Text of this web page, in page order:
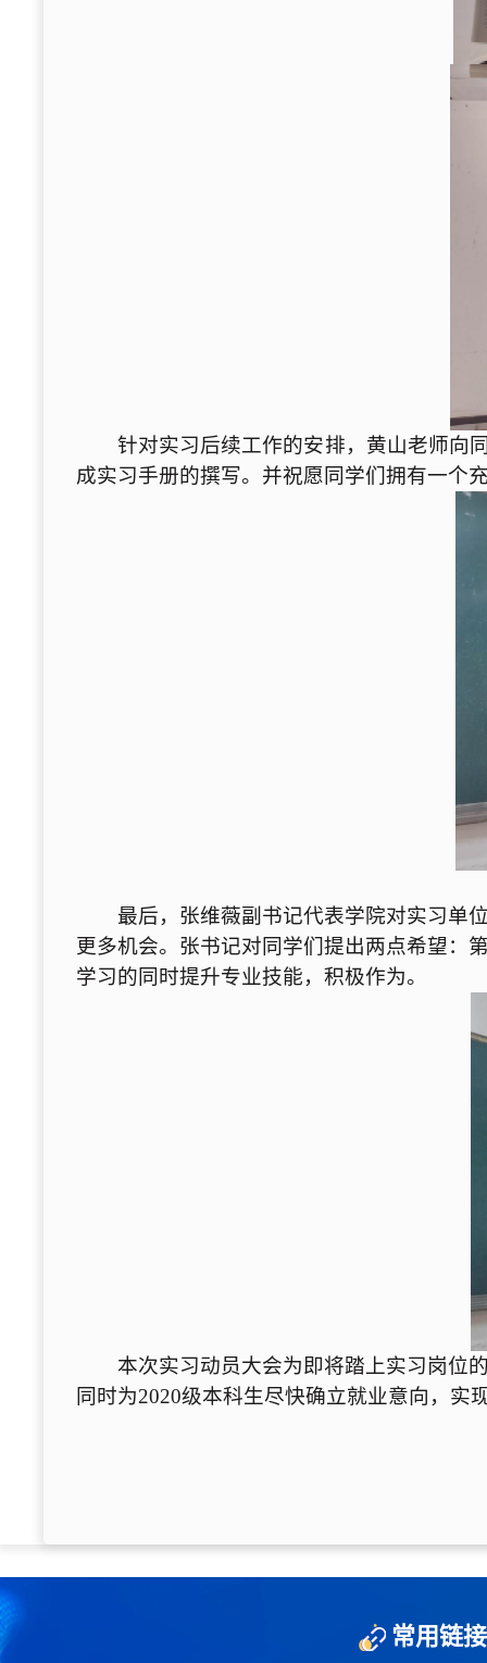
针对实习后续工作的安排，黄山老师向
成实习手册的撰写。并祝愿同学们拥有一个
最后，张维薇副书记代表学院对实习单
更多机会。张书记对同学们提出两点希望：
学习的同时提升专业技能，积极作为。
本次实习动员大会为即将踏上实习岗位
同时为2020级本科生尽快确立就业意向，实
常用链接